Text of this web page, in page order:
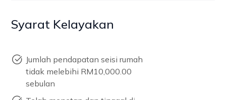
Syarat Kelayakan
Jumlah pendapatan seisi rumah
tidak melebihi RM10,000.00
sebulan